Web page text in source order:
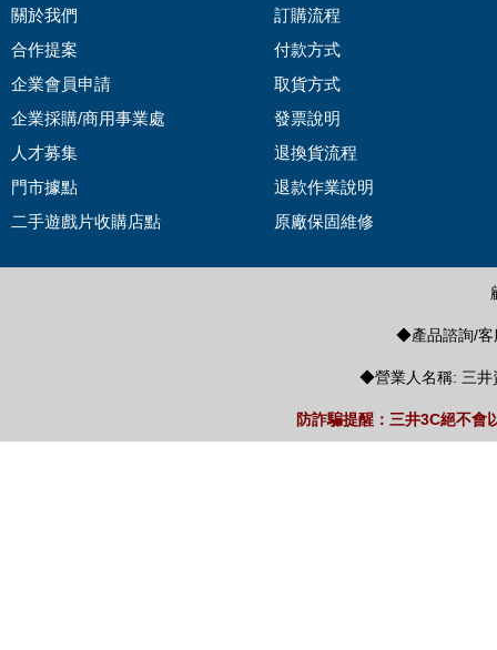
關於我們
合作提案
企業會員申請
企業採購/商用事業處
人才募集
門市據點
二手遊戲片收購店點
訂購流程
付款方式
取貨方式
發票說明
退換貨流程
退款作業說明
原廠保固維修
◆產品諮詢/客
◆營業人名稱: 三井
防詐騙提醒：三井3C絕不會